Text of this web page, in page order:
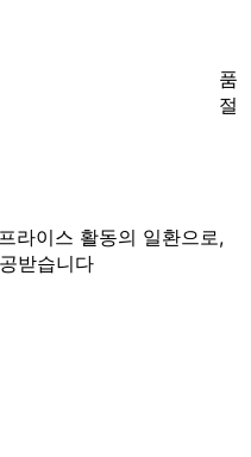
품
절
라이스 활동의 일환으로,
받습니다